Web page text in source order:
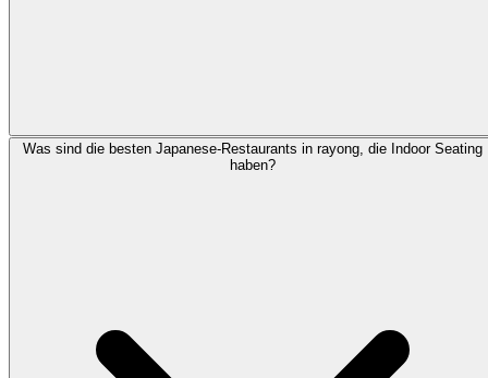
Was sind die besten Japanese-Restaurants in rayong, die Indoor Seating
haben?